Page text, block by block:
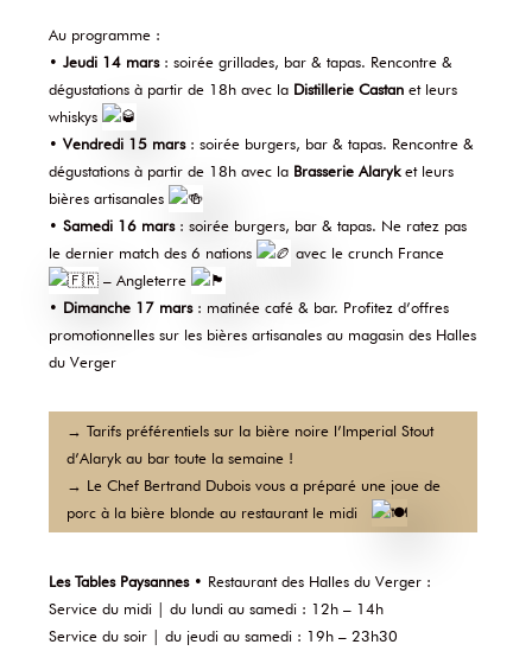
Au programme :
• Jeudi 14 mars: soirée grillades, bar & tapas. Rencontre &
dégustations à partir de 18h avec la Distillerie Castan et leurs
whiskys
•Vendredi 15 mars: soirée burgers, bar & tapas. Rencontre &
dégustations à partir de 18h avec la Brasserie Alaryket leurs
bières artisanales
• Samedi 16 mars: soirée burgers, bar & tapas. Ne ratez pas
le dernier match des 6 nations
avec le crunch France
– Angleterre
• Dimanche 17 mars: matinée café & bar. Profitez d’offres
promotionnelles sur les bières artisanales au magasin des Halles
du Verger
→ Tarifs préférentiels sur la bière noire l’Imperial Stout
d’Alaryk au bar toute la semaine !
→ Le Chef Bertrand Dubois vous a préparé une joue de
porc à la bière blonde au restaurant le midi
Les Tables Paysannes• Restaurant des Halles du Verger :
Service du midi | du lundi au samedi : 12h – 14h
Service du soir | du jeudi au samedi : 19h – 23h30